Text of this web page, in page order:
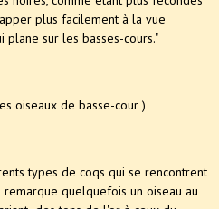
plus facilement à la vue
sur les basses-cours."
oiseaux de basse-cour )
types de coqs qui se rencontrent
quelquefois un oiseau au